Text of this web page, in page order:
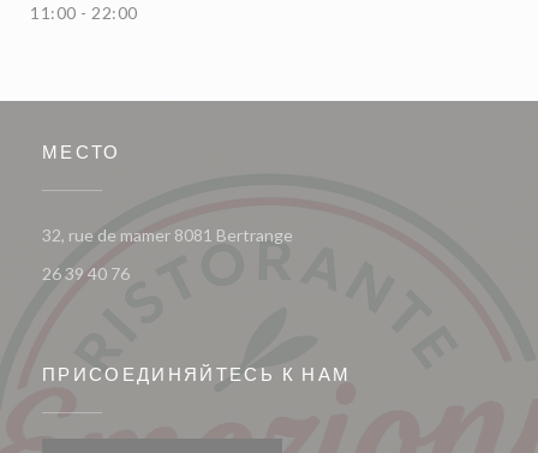
11:00 - 22:00
МЕСТО
32, rue de mamer 8081 Bertrange
26 39 40 76
ПРИСОЕДИНЯЙТЕСЬ К НАМ